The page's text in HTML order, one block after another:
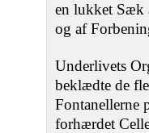
en lukket Sæk
og af
Underlivets
beklædte de
Fontanellerne
forhærdet